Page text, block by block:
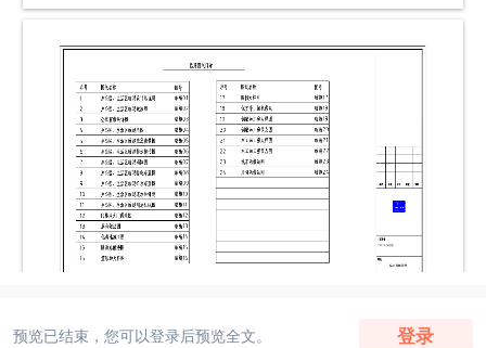
预览已结束，您可以登录后预览全文。 登录